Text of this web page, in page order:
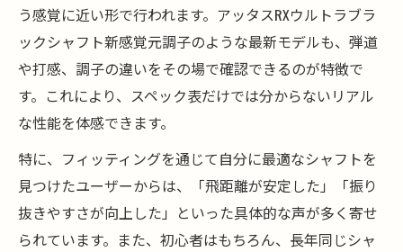
う感覚に近い形で行われます。アッタスRXウルトラブラ
ックシャフト新感覚元調子のような最新モデルも、弾道
や打感、調子の違いをその場で確認できるのが特徴で
す。これにより、スペック表だけでは分からないリアル
な性能を体感できます。
特に、フィッティングを通じて自分に最適なシャフトを
見つけたユーザーからは、「飛距離が安定した」「振り
抜きやすさが向上した」といった具体的な声が多く寄せ
られています。また、初心者はもちろん、長年同じシャ